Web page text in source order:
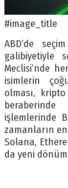
#image_title
ABD’de
galibiyetiyle
Meclisi’nde
isimlerin
olması,
işlemlerinde
zamanların
Solana,
da yeni